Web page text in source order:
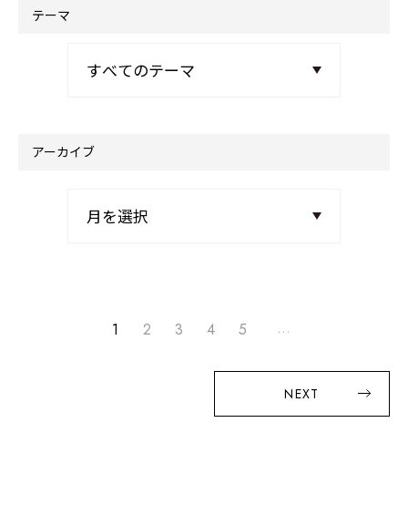
テーマ
アーカイブ
1 2 3 4 5 ...
NEXT